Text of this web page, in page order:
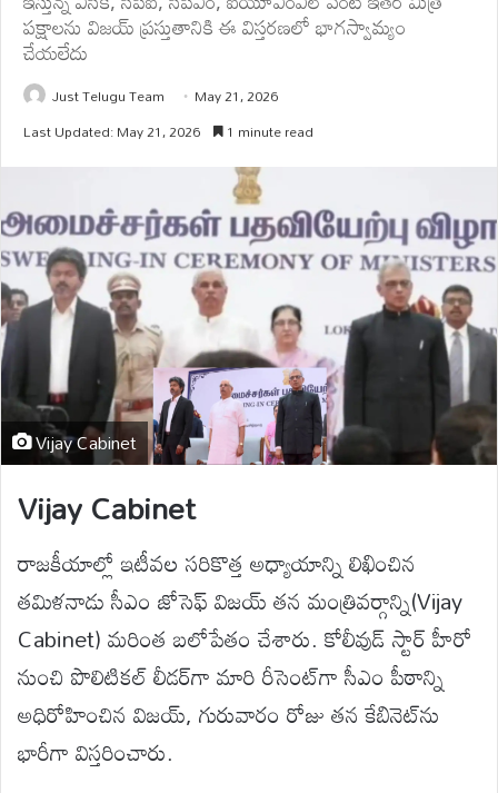
పక్షాలను విజయ్ ప్రస్తుతానికి ఈ విస్తరణలో భాగస్వామ్యం
చేయలేదు
Just Telugu Team
May 21, 2026
Last Updated: May 21, 2026
1 minute read
Vijay Cabinet
Vijay Cabinet
రాజకీయాల్లో ఇటీవల సరికొత్త అధ్యాయాన్ని లిఖించిన
తమిళనాడు సీఎం జోసెఫ్ విజయ్ తన మంత్రివర్గాన్ని(Vijay
Cabinet) మరింత బలోపేతం చేశారు. కోలీవుడ్ స్టార్ హీరో
నుంచి పొలిటికల్ లీడర్‌గా మారి రీసెంట్‌గా సీఎం పీఠాన్ని
అధిరోహించిన విజయ్, గురువారం రోజు తన కేబినెట్‌ను
భారీగా విస్తరించారు.